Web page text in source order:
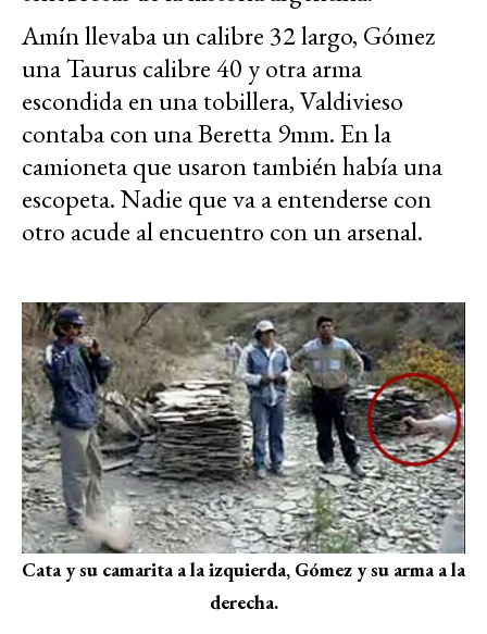
Amín llevaba un calibre 32 largo, Gómez
una Taurus calibre 40 y otra arma
escondida en una tobillera, Valdivieso
contaba con una Beretta 9mm. En la
camioneta que usaron también había una
escopeta. Nadie que va a entenderse con
otro acude al encuentro con un arsenal.
Cata y su camarita a la izquierda, Gómez y su arma a la
derecha.